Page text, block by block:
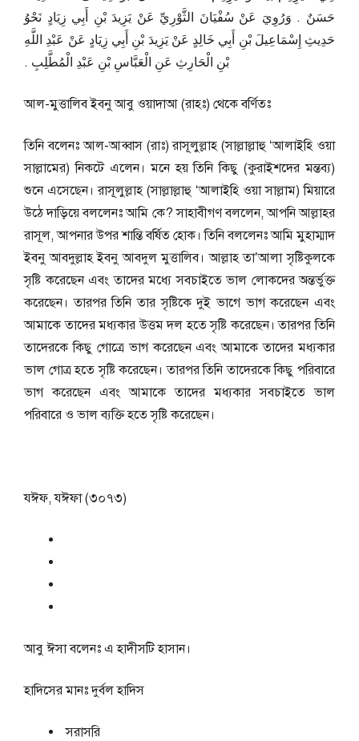
حَسَنٌ ‏.‏ وَرُوِيَ عَنْ سُفْيَانَ الثَّوْرِيِّ عَنْ يَزِيدَ بْنِ أَبِي زِيَادٍ نَحْوُ
حَدِيثِ إِسْمَاعِيلَ بْنِ أَبِي خَالِدٍ عَنْ يَزِيدَ بْنِ أَبِي زِيَادٍ عَنْ عَبْدِ اللَّهِ
بْنِ الْحَارِثِ عَنِ الْعَبَّاسِ بْنِ عَبْدِ الْمُطَّلِبِ ‏.‏
আল-মুত্তালিব ইবনু আবু ওয়াদাআ (রাহঃ) থেকে বর্ণিতঃ
তিনি বলেনঃ আল-আব্বাস (রাঃ) রাসূলুল্লাহ (সাল্লাল্লাহু ‘আলাইহি ওয়া
সাল্লামের) নিকটে এলেন। মনে হয় তিনি কিছু (কুরাইশদের মন্তব্য)
শুনে এসেছেন। রাসূলুল্লাহ (সাল্লাল্লাহু ‘আলাইহি ওয়া সাল্লাম) মিয়ারে
উঠে দাড়িয়ে বললেনঃ আমি কে? সাহাবীগণ বললেন, আপনি আল্লাহর
রাসূল, আপনার উপর শান্তি বর্ষিত হোক। তিনি বললেনঃ আমি মুহাম্মাদ
ইবনু আবদুল্লাহ ইবনু আবদুল মুত্তালিব। আল্লাহ তা’আলা সৃষ্টিকুলকে
সৃষ্টি করেছেন এবং তাদের মধ্যে সবচাইতে ভাল লোকদের অন্তর্ভুক্ত
করেছেন। তারপর তিনি তার সৃষ্টিকে দুই ভাগে ভাগ করেছেন এবং
আমাকে তাদের মধ্যকার উত্তম দল হতে সৃষ্টি করেছেন। তারপর তিনি
তাদেরকে কিছু গোত্রে ভাগ করেছেন এবং আমাকে তাদের মধ্যকার
ভাল গোত্র হতে সৃষ্টি করেছেন। তারপর তিনি তাদেরকে কিছু পরিবারে
ভাগ করেছেন এবং আমাকে তাদের মধ্যকার সবচাইতে ভাল
পরিবারে ও ভাল ব্যক্তি হতে সৃষ্টি করেছেন।
যঈফ, যঈফা (৩০৭৩)
আবু ঈসা বলেনঃ এ হাদীসটি হাসান।
হাদিসের মানঃদুর্বল হাদিস
সরাসরি